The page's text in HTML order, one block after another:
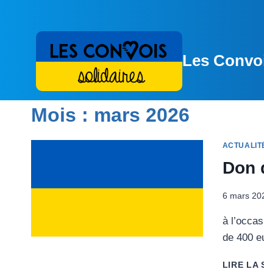
Les
Mois : mars 2026
Don
6 mars
à
de 400
LIRE LA